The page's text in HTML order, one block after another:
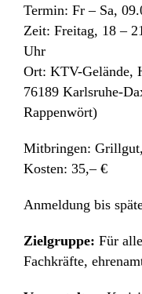
Termin: Fr – Sa,
Zeit: Freitag, 18 –
Uhr
Ort: KTV-Gelände,
76189 Karlsruhe-
Rappenwört)
Mitbringen:
Kosten: 35,– €
Anmeldung bis
Zielgruppe: Für
Fachkräfte,